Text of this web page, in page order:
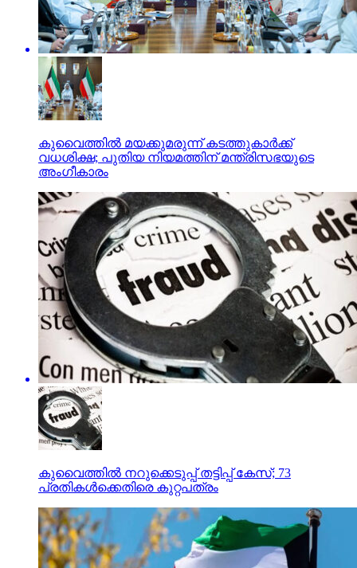
കുവൈത്തില്‍ മയക്കുമരുന്ന് കടത്തുകാര്‍ക്ക്
വധശിക്ഷ; പുതിയ നിയമത്തിന് മന്ത്രിസഭയുടെ
അംഗീകാരം
കുവൈത്തില്‍ നറുക്കെടുപ്പ് തട്ടിപ്പ് കേസ്; 73
പ്രതികള്‍ക്കെതിരെ കുറ്റപത്രം